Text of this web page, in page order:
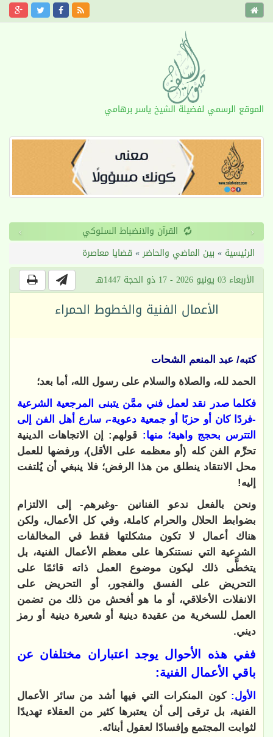
الموقع الرسمي لفضيلة الشيخ ياسر برهامي
طول الأمد ‹
›
الرئيسية » بين الماضي والحاضر» قضايا معاصرة
الأربعاء 03 يونيو 2026 - 17 ذو الحجة 1447هـ
الأعمال الفنية والخطوط الحمراء
كتبه/ عبد المنعم الشحات
الحمد لله، والصلاة والسلام على رسول الله، أما بعد؛
فكلما صدر نقد لعمل فني ممَّن يتبنى المرجعية الشرعية
-فردًا كان أو حزبًا أو جمعية دعوية-، سارع أهل الفن إلى
التترس بحجج واهية؛ منها: قولهم: إن الاتجاهات الدينية
تحرِّم الفن كله (أو معظمه على الأقل)، ورفضها للعمل
محل الانتقاد ينطلق من هذا الرفض؛ فلا ينبغي أن يُلتفت
إليه!
ونحن بالفعل ندعو الفنانين -وغيرهم- إلى الالتزام
بضوابط الحلال والحرام كاملة، وفي كل الأعمال، ولكن
هناك أعمال لا تكون مشكلتها فقط في المخالفات
الشرعية التي نستنكرها على معظم الأعمال الفنية، بل
يتخطَّى ذلك ليكون موضوع العمل ذاته قائمًا على
التحريض على الفسق والفجور، أو التحريض على
الانفلات الأخلاقي، أو ما هو أفحش من ذلك من تضمن
العمل للسخرية من عقيدة دينية أو شعيرة دينية أو رمز
ديني.
ففي هذه الأحوال يوجد اعتباران مختلفان عن
باقي الأعمال الفنية:
الأول:كون المنكرات التي فيها أشد من سائر الأعمال
الفنية، بل ترقى إلى أن يعتبرها كثير من العقلاء تهديدًا
لثوابت المجتمع وإفسادًا لعقول أبنائه.